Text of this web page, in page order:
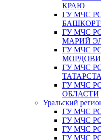
КРАЮ
ГУ МЧС
ГУ МЧС
МАРИЙ
ГУ МЧС
ГУ МЧС
ГУ МЧС
ОБЛАСТИ
Уральский
ГУ МЧС
ГУ МЧС
ГУ МЧС
ГУ МЧС